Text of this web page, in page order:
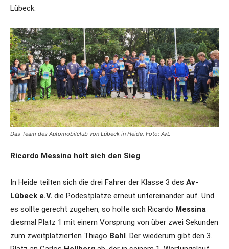
Lübeck.
Das Team des Automobilclub von Lübeck in Heide. Foto: AvL
Ricardo Messina holt sich den Sieg
In Heide teilten sich die drei Fahrer der Klasse 3 des Av-
Lübeck e.V. die Podestplätze erneut untereinander auf. Und
es sollte gerecht zugehen, so holte sich Ricardo Messina
diesmal Platz 1 mit einem Vorsprung von über zwei Sekunden
zum zweitplatzierten Thiago Bahl . Der wiederum gibt den 3.